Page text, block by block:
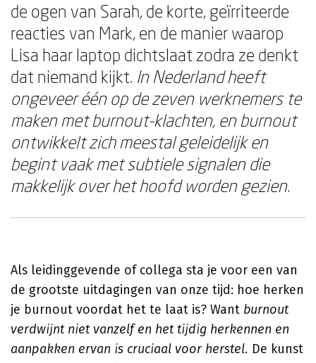
de ogen van Sarah, de korte, geïrriteerde
reacties van Mark, en de manier waarop
Lisa haar laptop dichtslaat zodra ze denkt
dat niemand kijkt. In Nederland heeft
ongeveer één op de zeven werknemers te
maken met burnout-klachten, en burnout
ontwikkelt zich meestal geleidelijk en
begint vaak met subtiele signalen die
makkelijk over het hoofd worden gezien.
Als leidinggevende of collega sta je voor een van
de grootste uitdagingen van onze tijd: hoe herken
je burnout voordat het te laat is? Want burnout
verdwijnt niet vanzelf en het tijdig herkennen en
aanpakken ervan is cruciaal voor herstel. De kunst